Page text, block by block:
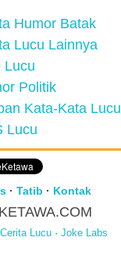
Humor Batak
Lucu Lainnya
Lucu
Politik
Kata-Kata Lucu
Lucu
· Tatib · Kontak
KETAWA.COM
Cerita Lucu · Joke Labs